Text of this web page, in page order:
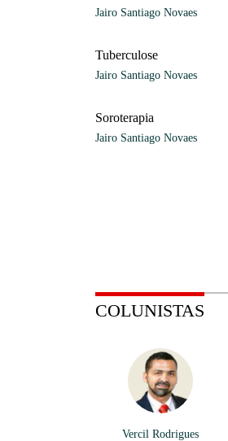
Jairo Santiago Novaes
Tuberculose
Jairo Santiago Novaes
Soroterapia
Jairo Santiago Novaes
COLUNISTAS
Vercil Rodrigues